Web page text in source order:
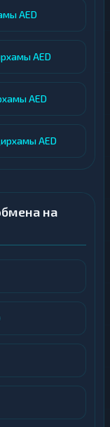
AED
AED
AED
AED
на